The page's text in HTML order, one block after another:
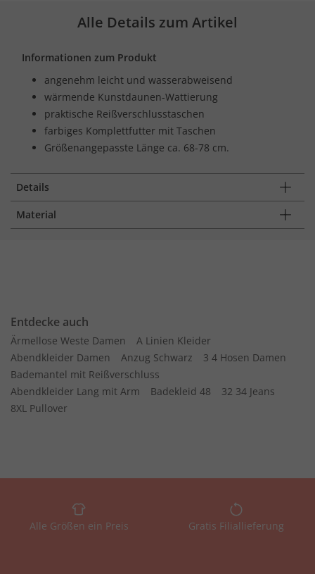
Alle Details zum Artikel
Informationen zum Produkt
angenehm leicht und wasserabweisend
wärmende Kunstdaunen-Wattierung
praktische Reißverschlusstaschen
farbiges Komplettfutter mit Taschen
Größenangepasste Länge ca. 68-78 cm.
Details
Material
Entdecke auch
Ärmellose Weste Damen
A Linien Kleider
Abendkleider Damen
Anzug Schwarz
3 4 Hosen Damen
Bademantel mit Reißverschluss
Abendkleider Lang mit Arm
Badekleid 48
32 34 Jeans
8XL Pullover
Alle Größen ein Preis Gratis Filiallieferung